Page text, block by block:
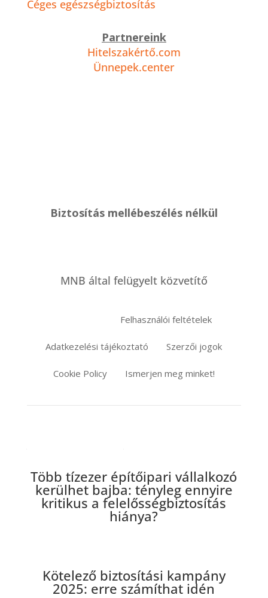
Céges egészségbiztosítás
Partnereink
Hitelszakértő.com
Ünnepek.center
Biztosítás mellébeszélés nélkül
MNB által felügyelt közvetítő
Felhasználói feltételek
Adatkezelési tájékoztató Szerzői jogok
Cookie Policy Ismerjen meg minket!
Több tízezer építőipari vállalkozó
kerülhet bajba: tényleg ennyire
kritikus a felelősségbiztosítás
hiánya?
Kötelező biztosítási kampány
2025: erre számíthat idén